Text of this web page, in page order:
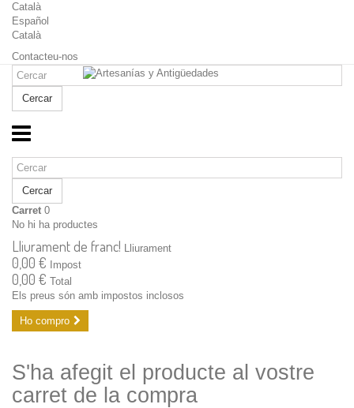
Català
Español
Català
Contacteu-nos
Cercar
Cercar
Carret 0
No hi ha productes
Lliurament de franc! Lliurament
0,00 € Impost
0,00 € Total
Els preus són amb impostos inclosos
Ho compro
S'ha afegit el producte al vostre
carret de la compra